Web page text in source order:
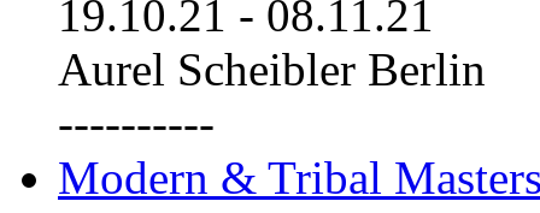
19.10.21 - 08.11.21
Aurel Scheibler Berlin
----------
Modern & Tribal